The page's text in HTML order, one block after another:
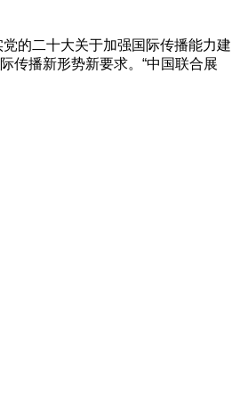
的二十大关于加强国际传播能力建
传播新形势新要求。“中国联合展